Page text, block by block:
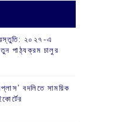
২০২৭-এ
পাঠ্যক্রম চালুর
বদলিতে সাময়িক